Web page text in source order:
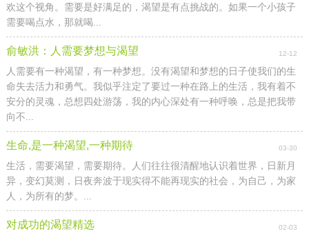
欢这个视角。需要是好满足的，渴望是有点挑战的。如果一个小孩子
需要喝点水，那就喝...
俞敏洪：人需要梦想与渴望 12-12
人需要有一种渴望，有一种梦想。没有渴望和梦想的日子使我们的生
命失去活力和勇气。我似乎注定了要过一种在路上的生活，我有着不
安分的灵魂，总想四处游荡，我的内心深处有一种呼唤，总是把我带
向不...
生命,是一种渴望,一种期待 03-30
生活，需要渴望，需要期待。人们往往很清醒地认识着世界，日新月
异，变幻莫测，日夜奔波于现实得不能再现实的社会，为自己，为家
人，为所有的梦。...
对成功的渴望精选 02-03